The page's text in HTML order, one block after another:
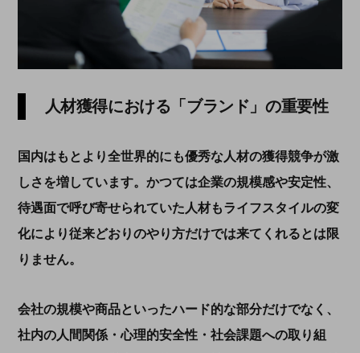
人材獲得における「ブランド」の重要性
国内はもとより全世界的にも優秀な人材の獲得競争が激
しさを増しています。かつては企業の規模感や安定性、
待遇面で呼び寄せられていた人材もライフスタイルの変
化により従来どおりのやり方だけでは来てくれるとは限
りません。
会社の規模や商品といったハード的な部分だけでなく、
社内の人間関係・心理的安全性・社会課題への取り組